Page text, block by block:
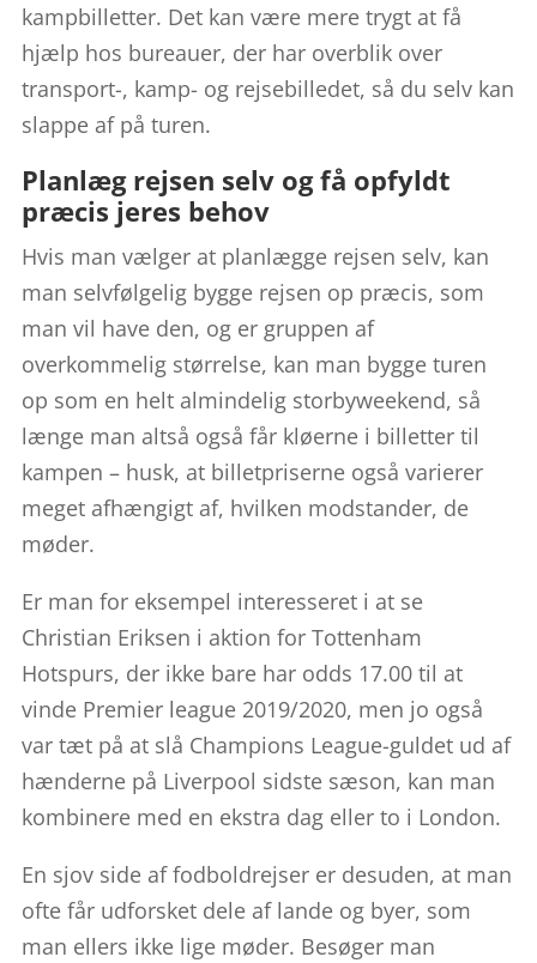
kampbilletter. Det kan være mere trygt at få
hjælp hos bureauer, der har overblik over
transport-, kamp- og rejsebilledet, så du selv kan
slappe af på turen.
Planlæg rejsen selv og få opfyldt
præcis jeres behov
Hvis man vælger at planlægge rejsen selv, kan
man selvfølgelig bygge rejsen op præcis, som
man vil have den, og er gruppen af
overkommelig størrelse, kan man bygge turen
op som en helt almindelig storbyweekend, så
længe man altså også får kløerne i billetter til
kampen – husk, at billetpriserne også varierer
meget afhængigt af, hvilken modstander, de
møder.
Er man for eksempel interesseret i at se
Christian Eriksen i aktion for Tottenham
Hotspurs, der ikke bare har odds 17.00 til at
vinde Premier league 2019/2020, men jo også
var tæt på at slå Champions League-guldet ud af
hænderne på Liverpool sidste sæson, kan man
kombinere med en ekstra dag eller to i London.
En sjov side af fodboldrejser er desuden, at man
ofte får udforsket dele af lande og byer, som
man ellers ikke lige møder. Besøger man